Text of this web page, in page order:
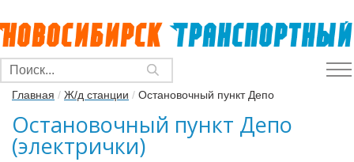
Главная / Ж/д станции / Остановочный пункт Депо
Остановочный пункт Депо
(электрички)